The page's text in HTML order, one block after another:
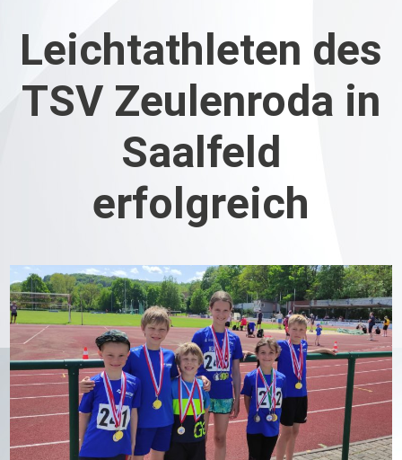
Leichtathleten des
TSV Zeulenroda in
Saalfeld
erfolgreich